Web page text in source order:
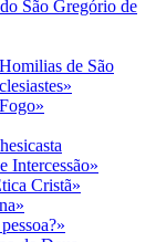
São Gregório de
de São
Intercessão»
Cristã»